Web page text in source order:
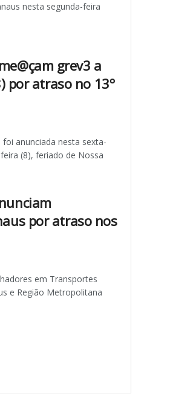
nesta segunda-feira
grev3 a
por atraso no 13º
anunciada nesta sexta-
(8), feriado de Nossa
por atraso nos
em Transportes
e Região Metropolitana